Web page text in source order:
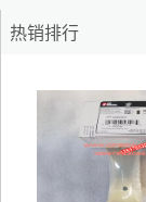
热销排行